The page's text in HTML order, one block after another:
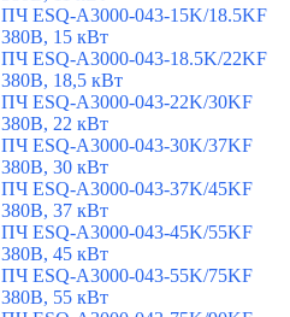
ПЧ ESQ-A3000-043-15K/18.5KF
380В, 15 кВт
ПЧ ESQ-A3000-043-18.5K/22KF
380В, 18,5 кВт
ПЧ ESQ-A3000-043-22K/30KF
380В, 22 кВт
ПЧ ESQ-A3000-043-30K/37KF
380В, 30 кВт
ПЧ ESQ-A3000-043-37K/45KF
380В, 37 кВт
ПЧ ESQ-A3000-043-45K/55KF
380В, 45 кВт
ПЧ ESQ-A3000-043-55K/75KF
380В, 55 кВт